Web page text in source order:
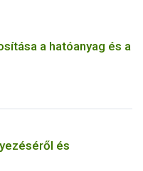
a hatóanyag és a
és